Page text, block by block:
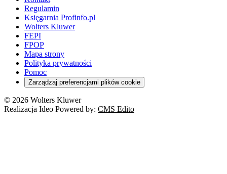
Regulamin
Księgarnia Profinfo.pl
Wolters Kluwer
FEPI
FPOP
Mapa strony
Polityka prywatności
Pomoc
Zarządzaj preferencjami plików cookie
© 2026 Wolters Kluwer
Realizacja Ideo Powered by: CMS Edito